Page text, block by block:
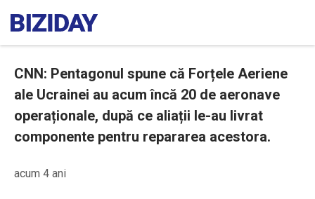
CNN: Pentagonul spune că Forțele Aeriene
ale Ucrainei au acum încă 20 de aeronave
operaționale, după ce aliații le-au livrat
componente pentru repararea acestora.
acum 4 ani